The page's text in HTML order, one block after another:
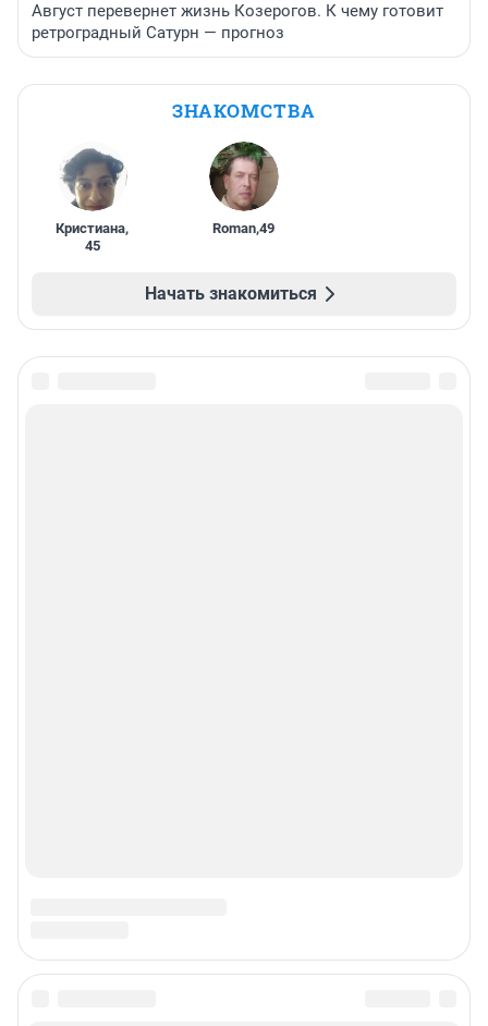
Август перевернет жизнь Козерогов. К чему готовит
ретроградный Сатурн — прогноз
ЗНАКОМСТВА
Кристиана,
45
Roman,49
Начать знакомиться